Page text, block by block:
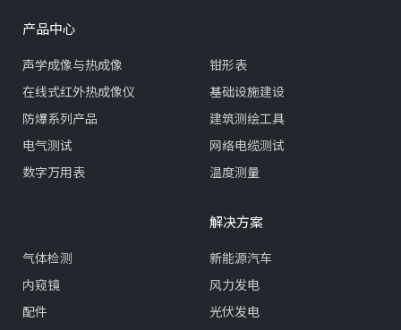
产品中心
声学成像与热成像
在线式红外热成像仪
防爆系列产品
电气测试
数字万用表
钳形表
基础设施建设
建筑测绘工具
网络电缆测试
温度测量
气体检测
内窥镜
配件
解决方案
新能源汽车
风力发电
光伏发电